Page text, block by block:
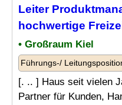
Leiter
hochwertige
• Großraum Kiel
Führungs-/
[. .. ] Haus seit vielen
Partner für Kunden,